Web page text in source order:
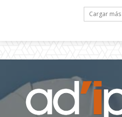
Cargar más